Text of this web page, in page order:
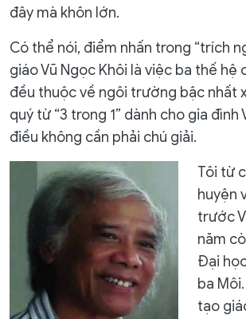
đây mà khôn lớn.
Có thể nói, điểm nhấn trong “trích
giáo Vũ Ngọc Khôi là việc ba thế hệ
đều thuộc về ngôi trường bậc nhất
quý từ “3 trong 1” dành cho gia đình
điều không cần phải chú giải.
Tôi từ
huyện
trước
năm
Đại
ba
tạo